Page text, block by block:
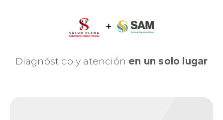
Diagnóstico y atención en un solo lugar